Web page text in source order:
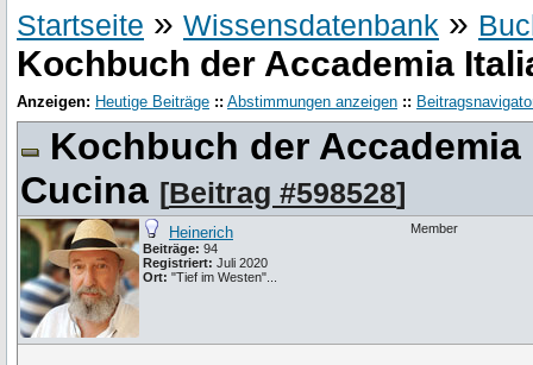
Startseite » Wissensdatenbank »
Kochbuch der Accademia
Anzeigen: Heutige Beiträge :: Abstimmungen anzeigen ::
Kochbuch der
Cucina [Beitrag #598528]
Heinerich
Beiträge: 94
Registriert: Juli 2020
Ort: "Tief im Westen"...
Member